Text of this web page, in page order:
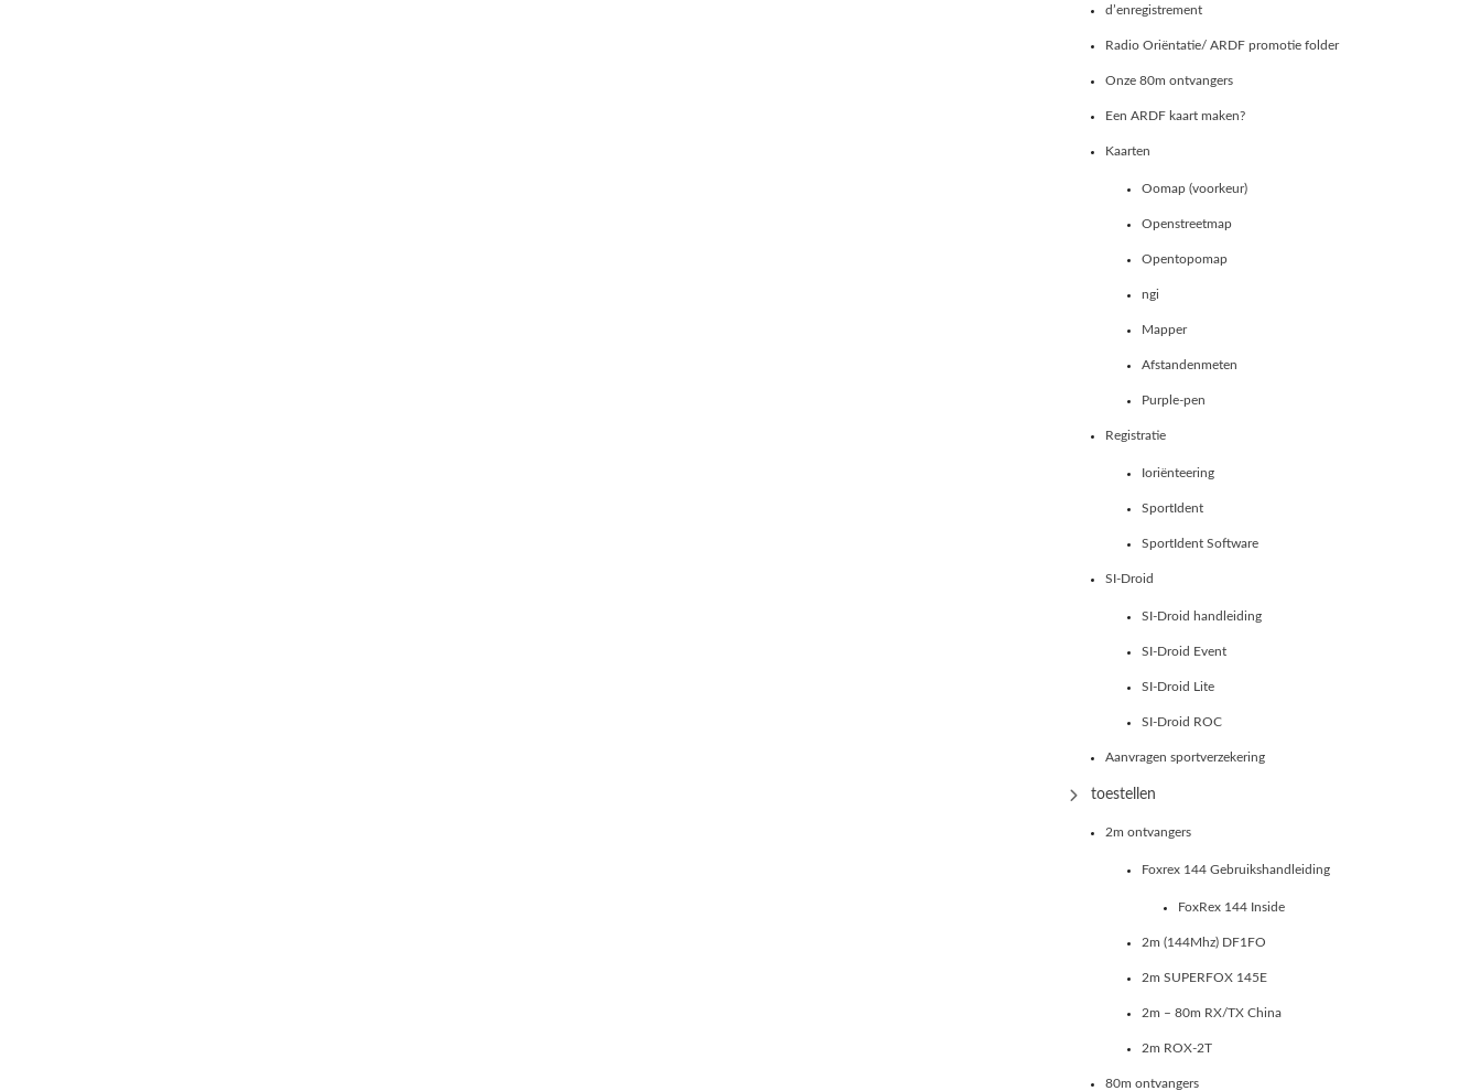
d’enregistrement
Radio Oriëntatie/ ARDF promotie folder
Onze 80m ontvangers
Een ARDF kaart maken?
Kaarten
Oomap (voorkeur)
Openstreetmap
Opentopomap
ngi
Mapper
Afstandenmeten
Purple-pen
Registratie
Ioriënteering
SportIdent
SportIdent Software
SI-Droid
SI-Droid handleiding
SI-Droid Event
SI-Droid Lite
SI-Droid ROC
Aanvragen sportverzekering
toestellen
2m ontvangers
Foxrex 144 Gebruikshandleiding
FoxRex 144 Inside
2m (144Mhz) DF1FO
2m SUPERFOX 145E
2m – 80m RX/TX China
2m ROX-2T
80m ontvangers